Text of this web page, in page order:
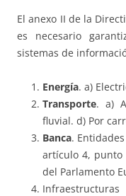
El anexo II de la
es necesario
sistemas de
Energía. a)
Transporte. a)
fluvial. d) Por
Banca.
artículo 4, punto
del Parlamento